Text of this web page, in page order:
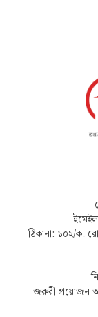
ঠিকানা: ১০২/ক,
জরুরী প্রয়োজন